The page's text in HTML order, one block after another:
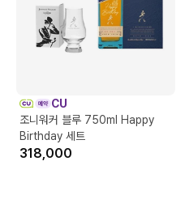
CU
조니워커 블루 750ml Happy
Birthday 세트
318,000